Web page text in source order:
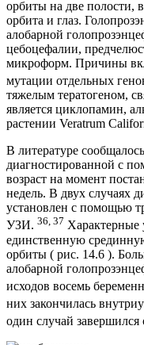
орбиты на две полости, в
орбита и глаз.
алобарной
цебоцефалии,
микроформ. Причины
мутации отдельных
тяжелым тератогеном,
является циклопамин,
растении Veratrum
В литературе
диагностированной с
возраст на момент
недель. В двух случаях
установлен с помощью
УЗИ. 36, 37 Характерные
единственную
орбиты ( рис. 14.6 ).
алобарной
исходов восемь
них закончилась
один случай завершился